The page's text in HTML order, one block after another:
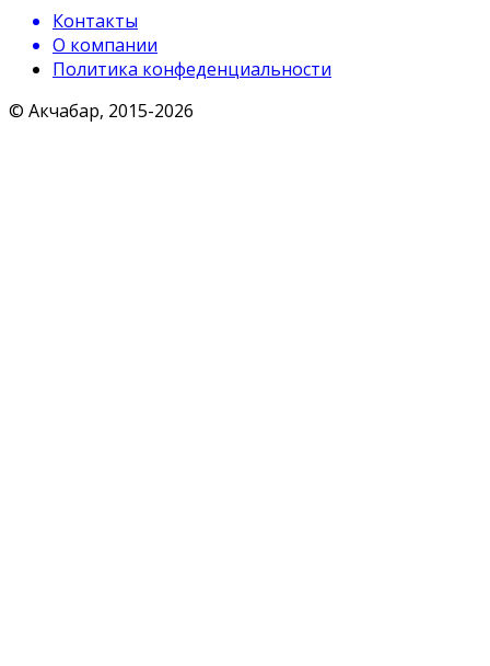
Контакты
О компании
Политика конфеденциальности
© Акчабар, 2015-2026